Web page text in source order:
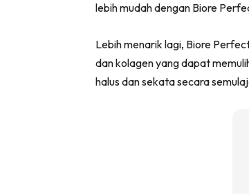
lebih mudah dengan Biore
Lebih menarik lagi, Biore
dan kolagen yang dapat
halus dan sekata secara